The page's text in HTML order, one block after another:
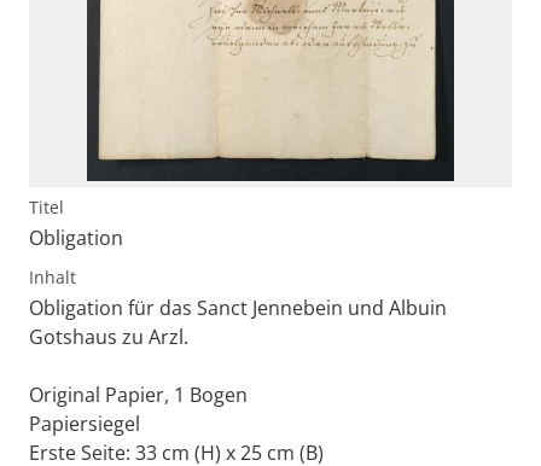
Titel
Obligation
Inhalt
Obligation für das Sanct Jennebein und Albuin
Gotshaus zu Arzl.
Original Papier, 1 Bogen
Papiersiegel
Erste Seite: 33 cm (H) x 25 cm (B)